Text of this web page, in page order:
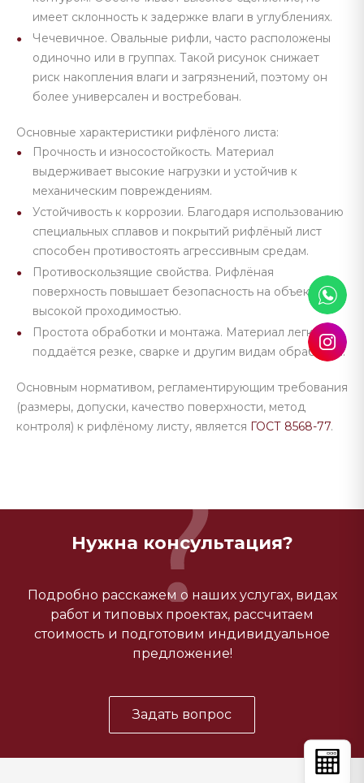
имеет склонность к задержке влаги в углублениях.
Чечевичное. Овальные рифли, часто расположены
одиночно или в группах. Такой рисунок снижает
риск накопления влаги и загрязнений, поэтому он
более универсален и востребован.
Основные характеристики рифлёного листа:
Прочность и износостойкость. Материал
выдерживает высокие нагрузки и устойчив к
механическим повреждениям.
Устойчивость к коррозии. Благодаря использованию
специальных сплавов и покрытий рифлёный лист
способен противостоять агрессивным средам.
Противоскользящие свойства. Рифлёная
поверхность повышает безопасность на объектах с
высокой проходимостью.
Простота обработки и монтажа. Материал легко
поддаётся резке, сварке и другим видам обработки.
Основным нормативом, регламентирующим требования
(размеры, допуски, качество поверхности, метод
контроля) к рифлёному листу, является ГОСТ 8568-77.
Нужна консультация?
Подробно расскажем о наших услугах, видах
работ и типовых проектах, рассчитаем
стоимость и подготовим индивидуальное
предложение!
Задать вопрос